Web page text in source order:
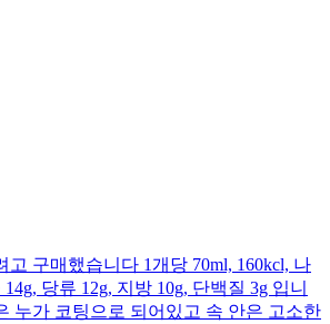
고 구매했습니다 1개당 70ml, 160kcl, 나
당류 12g, 지방 10g, 단백질 3g 입니
누가 코팅으로 되어있고 속 안은 고소한